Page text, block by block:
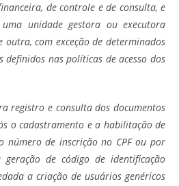
de controle e de consulta, e
unidade gestora ou executora
outra, com exceção de determinados
definidos nas políticas de acesso dos
registro e consulta dos documentos
o cadastramento e a habilitação de
número de inscrição no CPF ou por
de código de identificação
a criação de usuários genéricos